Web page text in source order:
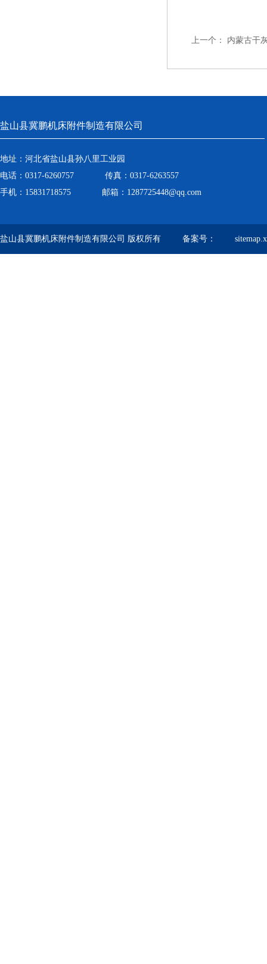
上一个： 内蒙古干
盐山县冀鹏机床附件制造有限公司
地址：河北省盐山县孙八里工业园
电话：0317-6260757 传真：0317-6263557
手机：15831718575 邮箱：1287725448@qq.com
盐山县冀鹏机床附件制造有限公司 版权所有 备案号：